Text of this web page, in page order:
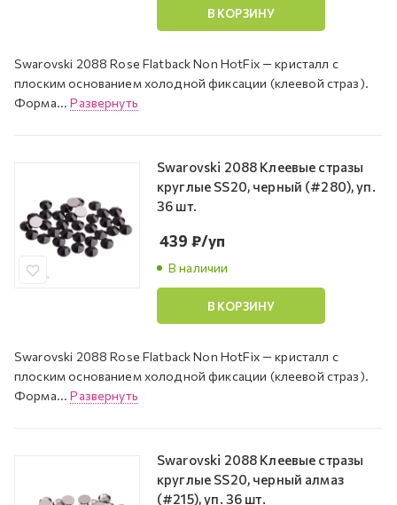
В КОРЗИНУ
Swarovski 2088 Rose Flatback Non HotFix — кристалл с
плоским основанием холодной фиксации (клеевой страз).
Форма...Развернуть
Swarovski 2088 Клеевые стразы
круглые SS20, черный (#280), уп.
36 шт.
В наличии
439 ₽/уп
В КОРЗИНУ
Swarovski 2088 Rose Flatback Non HotFix — кристалл с
плоским основанием холодной фиксации (клеевой страз).
Форма...Развернуть
Swarovski 2088 Клеевые стразы
круглые SS20, черный алмаз
(#215), уп. 36 шт.